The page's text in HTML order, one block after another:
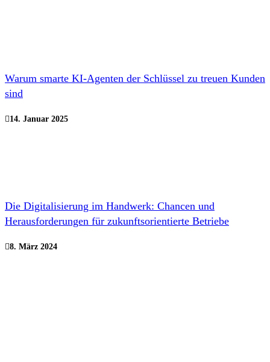
Warum smarte KI-Agenten der Schlüssel zu treuen Kunden
sind
14. Januar 2025
Die Digitalisierung im Handwerk: Chancen und
Herausforderungen für zukunftsorientierte Betriebe
8. März 2024